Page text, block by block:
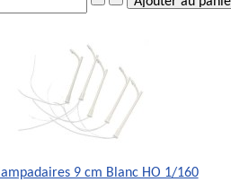
9 cm Blanc HO 1/160